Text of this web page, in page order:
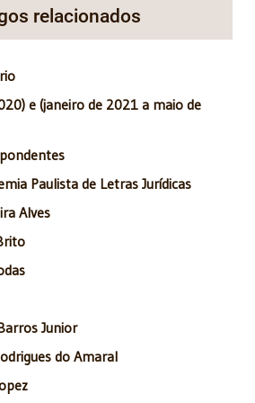
relacionados
e (janeiro de 2021 a maio de
Paulista de Letras Jurídicas
Alves
Junior
do Amaral